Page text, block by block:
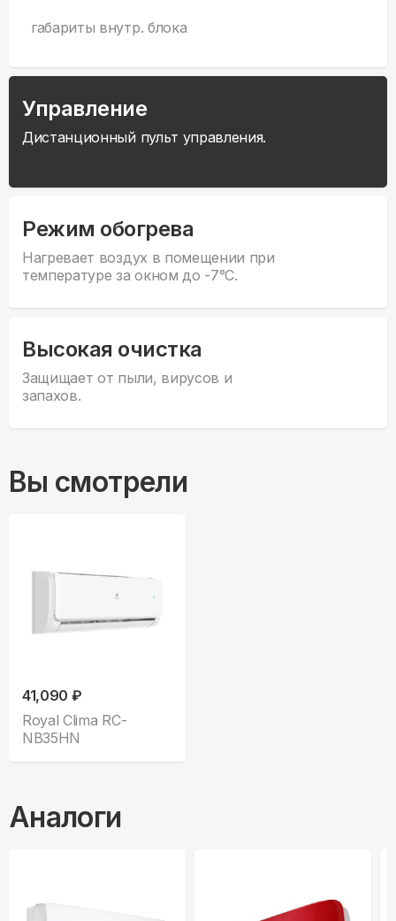
габариты внутр. блока
Управление
Дистанционный пульт управления.
Режим обогрева
Нагревает воздух в помещении при
температуре за окном до -7°С.
Высокая очистка
Защищает от пыли, вирусов и
запахов.
Вы смотрели
41,090 ₽
Royal Clima RC-
NB35HN
Аналоги